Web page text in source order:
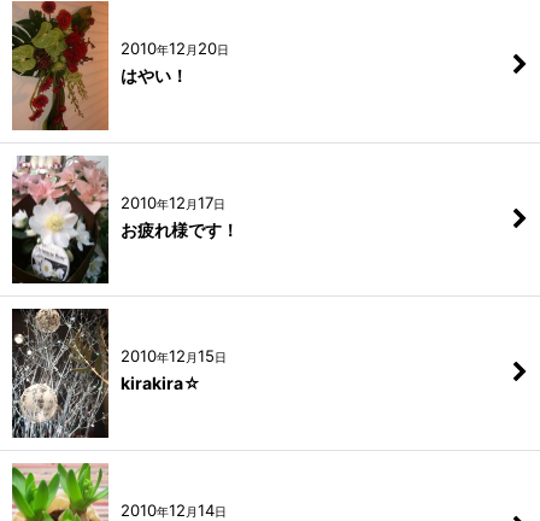
2010年12 月 20日
はやい！
2010年12 月17日
お疲れ様です！
2010年12 月15日
kirakira☆
2010年12 月14日